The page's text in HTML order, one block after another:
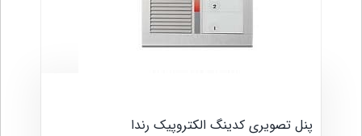
پنل تصویری کدینگ الکتروپیک رندا